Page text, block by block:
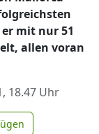
mit nur 51
allen voran
18.47 Uhr